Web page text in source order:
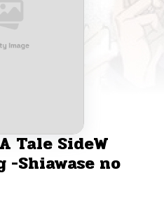
Tale SideW
-Shiawase no